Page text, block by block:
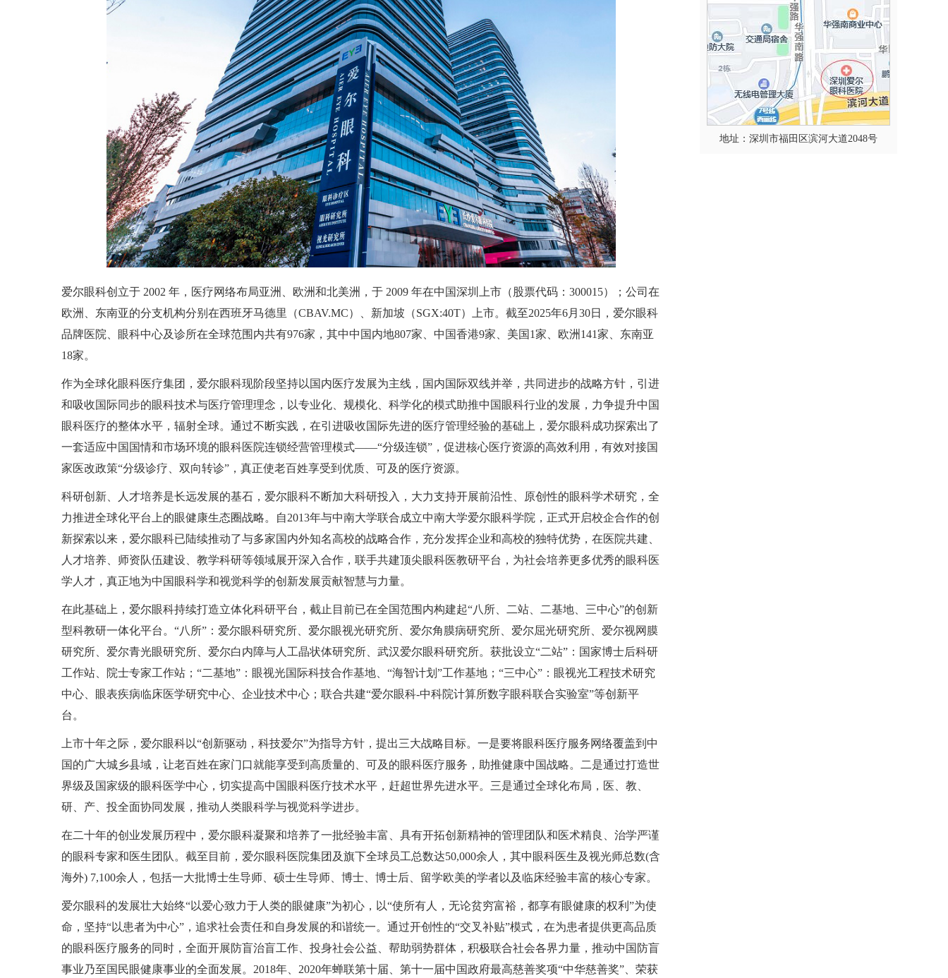
爱尔眼科创立于 2002 年，医疗网络布局亚洲、欧洲和北美洲，于 2009 年在中国深圳上市（股票代码： 300015）；公司在
欧洲、东南亚的分支机构分别在西班牙马德里（CBAV.MC）、新加坡（SGX:40T）上市。截至2025年6月30日，爱尔眼科
品牌医院、眼科中心及诊所在全球范围内共有976家，其中中国内地807家、中国香港9家、美国1家、欧洲141家、东南亚
18家。
作为全球化眼科医疗集团，爱尔眼科现阶段坚持以国内医疗发展为主线，国内国际双线并举，共同进步的战略方针，引进
和吸收国际同步的眼科技术与医疗管理理念，以专业化、规模化、科学化的模式助推中国眼科行业的发展，力争提升中国
眼科医疗的整体水平，辐射全球。通过不断实践，在引进吸收国际先进的医疗管理经验的基础上，爱尔眼科成功探索出了
一套适应中国国情和市场环境的眼科医院连锁经营管理模式——“分级连锁”，促进核心医疗资源的高效利用，有效对接国
家医改政策“分级诊疗、双向转诊”，真正使老百姓享受到优质、可及的医疗资源。
科研创新、人才培养是长远发展的基石，爱尔眼科不断加大科研投入，大力支持开展前沿性、原创性的眼科学术研究，全
力推进全球化平台上的眼健康生态圈战略。自2013年与中南大学联合成立中南大学爱尔眼科学院，正式开启校企合作的创
新探索以来，爱尔眼科已陆续推动了与多家国内外知名高校的战略合作，充分发挥企业和高校的独特优势，在医院共建、
人才培养、师资队伍建设、教学科研等领域展开深入合作，联手共建顶尖眼科医教研平台，为社会培养更多优秀的眼科医
学人才，真正地为中国眼科学和视觉科学的创新发展贡献智慧与力量。
在此基础上，爱尔眼科持续打造立体化科研平台，截止目前已在全国范围内构建起“八所、二站、二基地、三中心”的创新
型科教研一体化平台。“八所”：爱尔眼科研究所、爱尔眼视光研究所、爱尔角膜病研究所、爱尔屈光研究所、爱尔视网膜
研究所、爱尔青光眼研究所、爱尔白内障与人工晶状体研究所、武汉爱尔眼科研究所。获批设立“二站”：国家博士后科研
工作站、院士专家工作站；“二基地”：眼视光国际科技合作基地、“海智计划”工作基地；“三中心”：眼视光工程技术研究
中心、眼表疾病临床医学研究中心、企业技术中心；联合共建“爱尔眼科-中科院计算所数字眼科联合实验室”等创新平
台。
上市十年之际，爱尔眼科以“创新驱动，科技爱尔”为指导方针，提出三大战略目标。一是要将眼科医疗服务网络覆盖到中
国的广大城乡县域，让老百姓在家门口就能享受到高质量的、可及的眼科医疗服务，助推健康中国战略。二是通过打造世
界级及国家级的眼科医学中心，切实提高中国眼科医疗技术水平，赶超世界先进水平。三是通过全球化布局，医、教、
研、产、投全面协同发展，推动人类眼科学与视觉科学进步。
在二十年的创业发展历程中，爱尔眼科凝聚和培养了一批经验丰富、具有开拓创新精神的管理团队和医术精良、治学严谨
的眼科专家和医生团队。截至目前，爱尔眼科医院集团及旗下全球员工总数达50,000余人，其中眼科医生及视光师总数(含
海外) 7,100余人，包括一大批博士生导师、硕士生导师、博士、博士后、留学欧美的学者以及临床经验丰富的核心专家。
爱尔眼科的发展壮大始终“以爱心致力于人类的眼健康”为初心，以“使所有人，无论贫穷富裕，都享有眼健康的权利”为使
命，坚持“以患者为中心”，追求社会责任和自身发展的和谐统一。通过开创性的“交叉补贴”模式，在为患者提供更高品质
的眼科医疗服务的同时，全面开展防盲治盲工作、投身社会公益、帮助弱势群体，积极联合社会各界力量，推动中国防盲
事业乃至国民眼健康事业的全面发展。 2018年、 2020年蝉联第十届、第十一届中国政府最高慈善奖项“中华慈善奖” 、荣获
地址：深圳市福田区滨河大道2048号